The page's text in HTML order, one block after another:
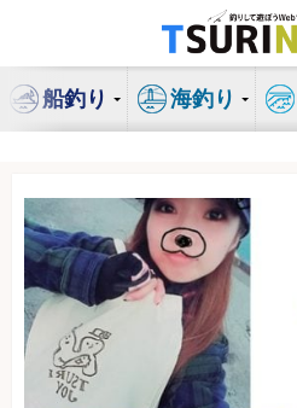
ン
船釣り 海釣り